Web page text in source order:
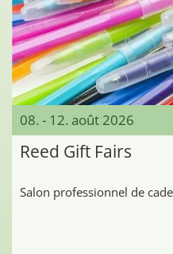
08. - 12. août 2026
Reed Gift Fairs
Salon professionnel de